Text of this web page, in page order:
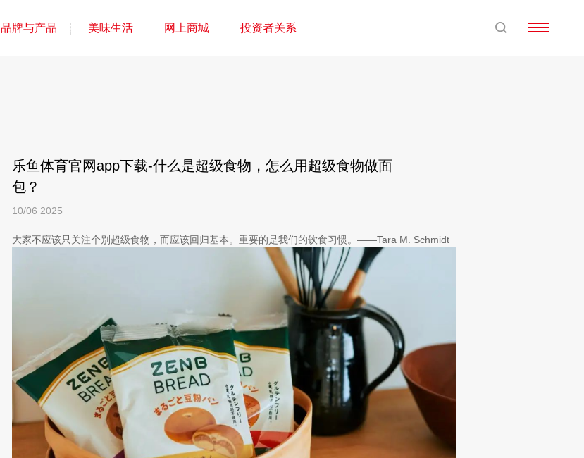
品牌与产品 美味生活 网上商城 投资者关系
乐鱼体育官网app下载-什么是超级食物，怎么用超级食物做面
包？
10/06 2025
大家不应该只关注个别超级食物，而应该回归基本。重要的是我们的饮食习惯。——Tara M. Schmidt